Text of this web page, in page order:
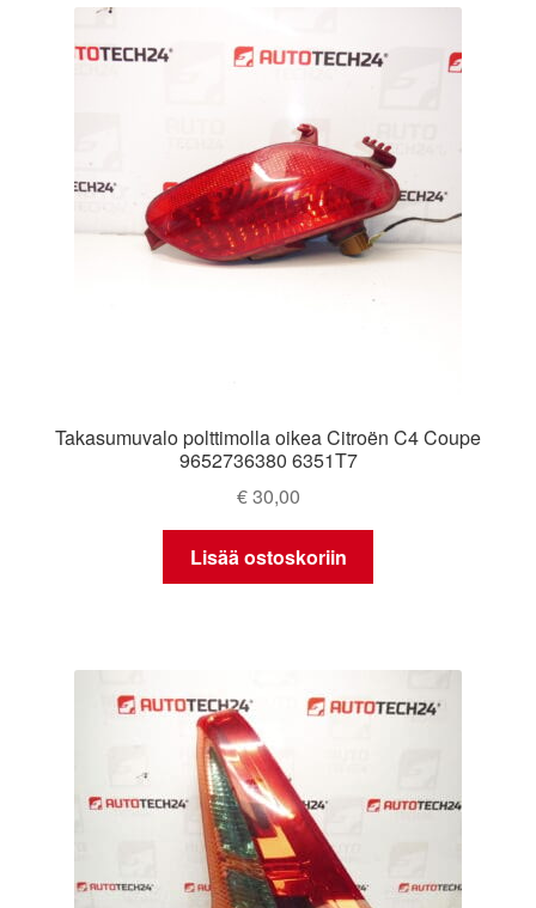
Takasumuvalo polttimolla oikea Citroën C4 Coupe
9652736380 6351T7
€30,00
Lisää ostoskoriin